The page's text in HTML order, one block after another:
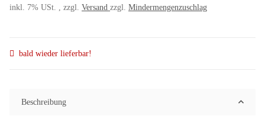
inkl. 7% USt. , zzgl. Versand zzgl. Mindermengenzuschlag
bald wieder lieferbar!
Beschreibung